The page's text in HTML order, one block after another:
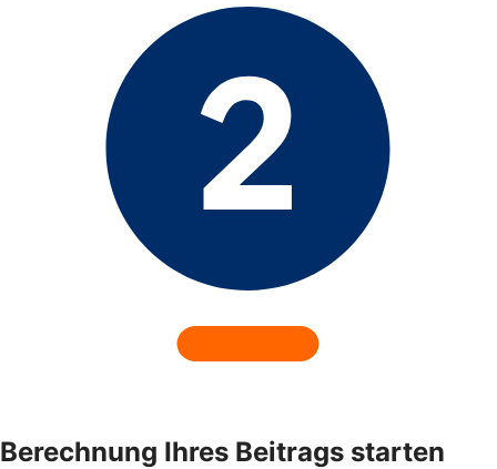
Berechnung Ihres Beitrags starten